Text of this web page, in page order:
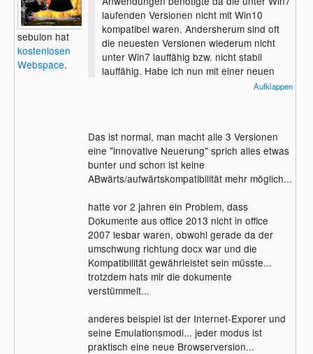
sebulon hat
kostenlosen
Webspace.
laufenden Versionen nicht mit Win10
kompatibel waren. Andersherum sind oft
die neuesten Versionen wiederum nicht
unter Win7 lauffähig bzw. nicht stabil
lauffähig. Habe ich nun mit einer neuen
Prigrammversion eine Datei erstellt kann
Aufklappen
Das ist normal, man macht alle 3 Versionen
eine "innovative Neuerung" sprich alles etwas
bunter und schon ist keine
ABwärts/aufwärtskompatibilität mehr möglich...
hatte vor 2 jahren ein Problem, dass
Dokumente aus office 2013 nicht in office
2007 lesbar waren, obwohl gerade da der
umschwung richtung docx war und die
Kompatibilität gewährleistet sein müsste...
trotzdem hats mir die dokumente
verstümmelt...
anderes beispiel ist der Internet-Exporer und
seine Emulationsmodi... jeder modus ist
praktisch eine neue Browserversion...